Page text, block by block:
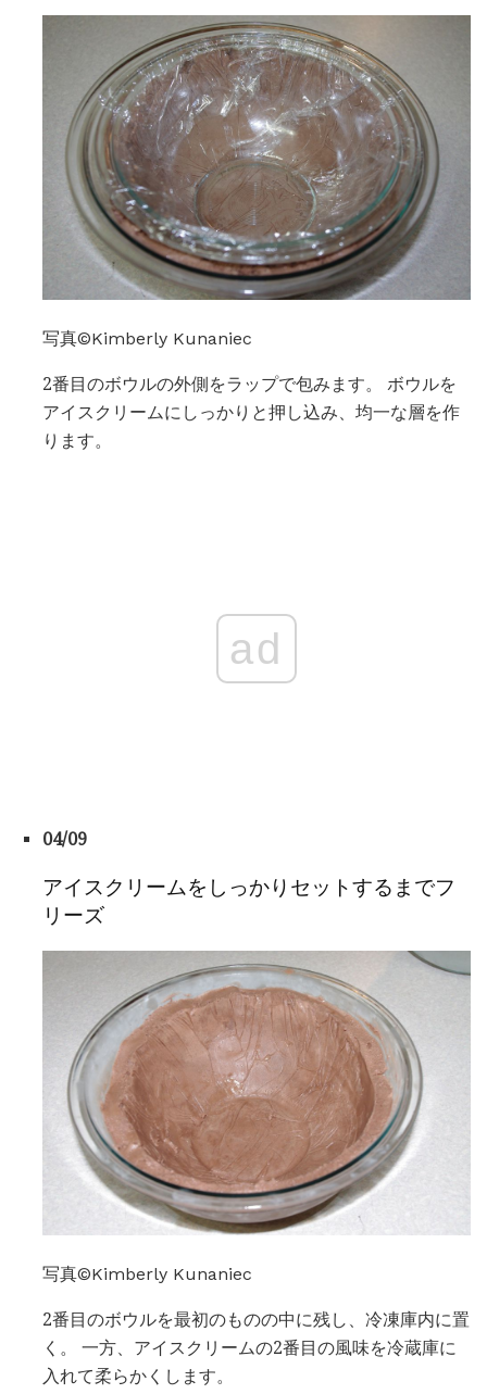
写真©Kimberly Kunaniec
2番目のボウルの外側をラップで包みます。 ボウルを
アイスクリームにしっかりと押し込み、均一な層を作
ります。
ad
04/09
アイスクリームをしっかりセットするまでフ
リーズ
写真©Kimberly Kunaniec
2番目のボウルを最初のものの中に残し、冷凍庫内に置
く。 一方、アイスクリームの2番目の風味を冷蔵庫に
入れて柔らかくします。